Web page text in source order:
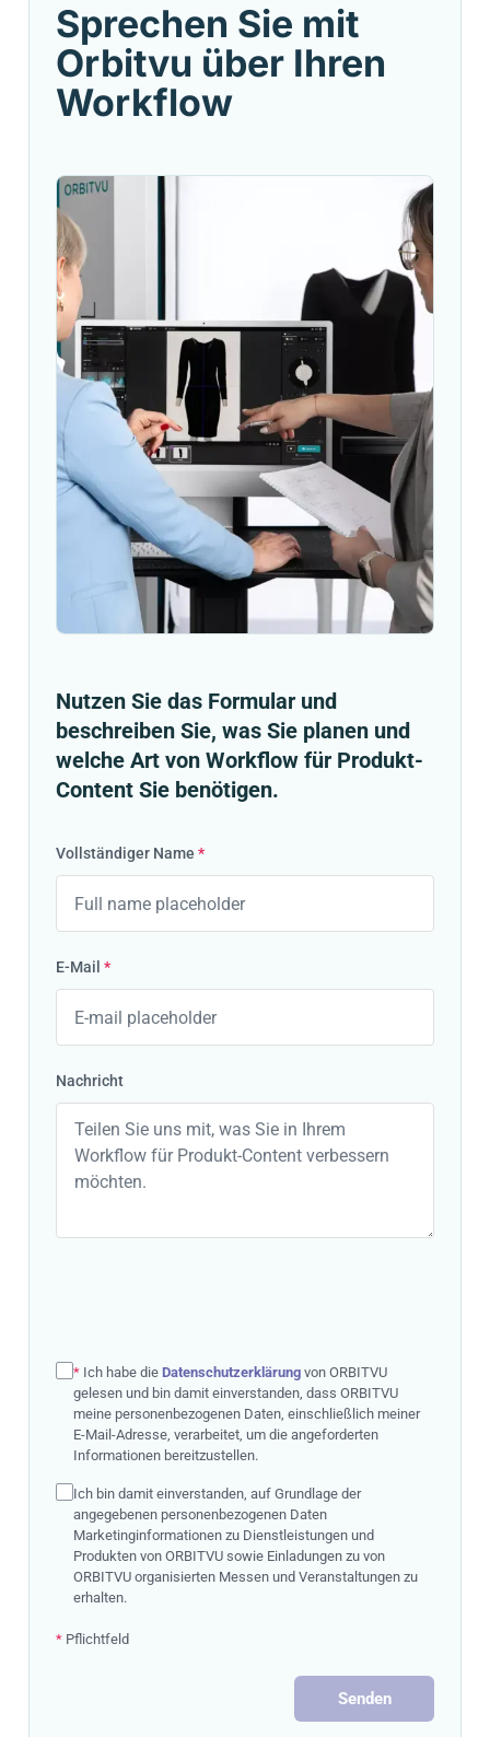
Sprechen Sie mit
Orbitvu über Ihren
Workflow
Nutzen Sie das Formular und
beschreiben Sie, was Sie planen und
welche Art von Workflow für Produkt-
Content Sie benötigen.
Vollständiger Name *
E-Mail *
Nachricht
* Ich habe die Datenschutzerklärung von ORBITVU
gelesen und bin damit einverstanden, dass ORBITVU
meine personenbezogenen Daten, einschließlich meiner
E-Mail-Adresse, verarbeitet, um die angeforderten
Informationen bereitzustellen.
Ich bin damit einverstanden, auf Grundlage der
angegebenen personenbezogenen Daten
Marketinginformationen zu Dienstleistungen und
Produkten von ORBITVU sowie Einladungen zu von
ORBITVU organisierten Messen und Veranstaltungen zu
erhalten.
* Pflichtfeld
Senden